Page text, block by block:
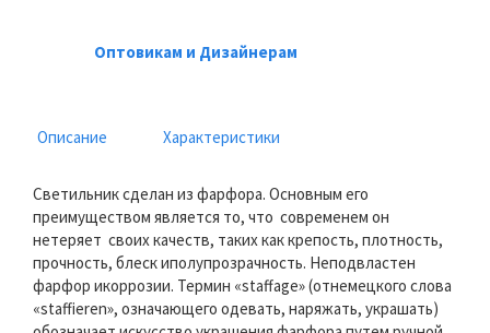
Оптовикам и Дизайнерам
Описание Характеристики
Светильник сделан из фарфора. Основным его
преимуществом является то, что современем он
нетеряет своих качеств, таких как крепость, плотность,
прочность, блеск иполупрозрачность. Неподвластен
фарфор икоррозии. Термин «staffage» (отнемецкого слова
«staffieren», означающего одевать, наряжать, украшать)